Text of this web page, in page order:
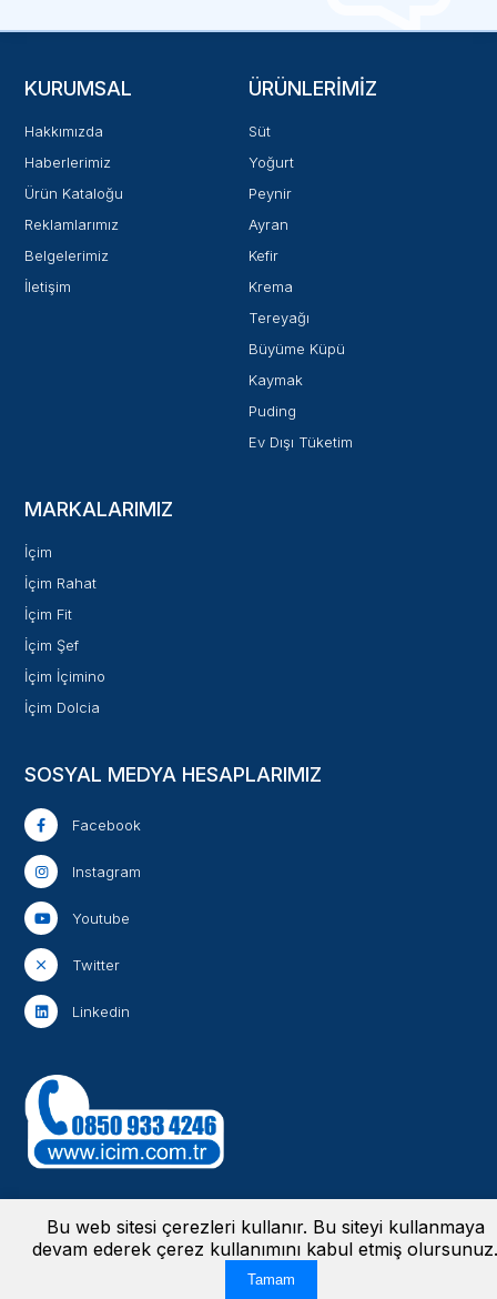
Bu web sitesi çerezleri kullanır. Bu siteyi kullanmaya
devam ederek çerez kullanımını kabul etmiş olursunuz.
Tamam
KURUMSAL
Hakkımızda
Haberlerimiz
Ürün Kataloğu
Reklamlarımız
Belgelerimiz
İletişim
ÜRÜNLERIMIZ
Süt
Yoğurt
Peynir
Ayran
Kefir
Krema
Tereyağı
Büyüme Küpü
Kaymak
Puding
Ev Dışı Tüketim
MARKALARIMIZ
İçim
İçim Rahat
İçim Fit
İçim Şef
İçim İçimino
İçim Dolcia
SOSYAL MEDYA HESAPLARIMIZ
Facebook
Instagram
Youtube
Twitter
Linkedin
Aydınlatma Metinleri- Bilgi Güvenliği Politikası-Bilgi Toplumu Hizmetleri
tarafından yapılmıştır.